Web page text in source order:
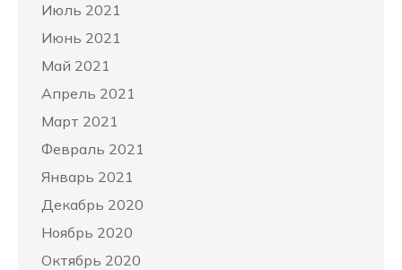
Июль 2021
Июнь 2021
Май 2021
Апрель 2021
Март 2021
Февраль 2021
Январь 2021
Декабрь 2020
Ноябрь 2020
Октябрь 2020